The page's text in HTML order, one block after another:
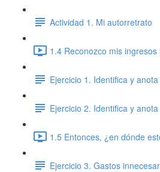
Actividad 1. Mi autorretrato
1.4 Reconozco mis
Ejercicio 1. Identifica y
Ejercicio 2. Identifica y
1.5 Entonces, ¿en dónde
Ejercicio 3. Gastos